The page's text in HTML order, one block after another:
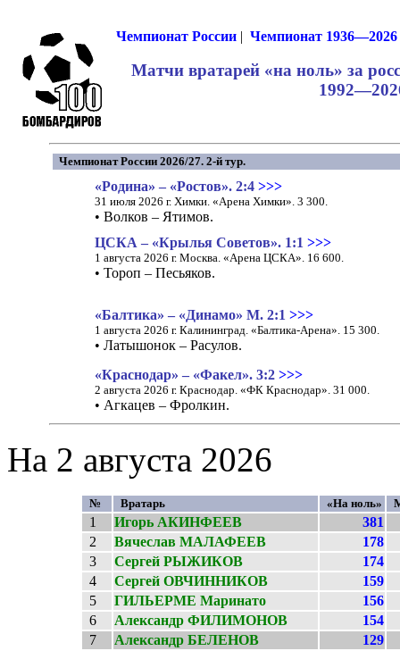
Чемпионат России| Чемпионат 1936—2026
Матчи вратарей «на ноль» за
Чемпионат России 2026/27. 2-й тур.
«Родина» – «Ростов». 2:4>>>
31 июля 2026 г. Химки. «Арена Химки». 3 300.
• Волков – Ятимов.
ЦСКА – «Крылья Советов». 1:1>>>
1 августа 2026 г. Москва. «Арена ЦСКА». 16 600.
• Тороп – Песьяков.
«Балтика» – «Динамо» М. 2:1>>>
1 августа 2026 г. Калининград. «Балтика-Арена». 15 300.
• Латышонок – Расулов.
«Краснодар» – «Факел». 3:2>>>
2 августа 2026 г. Краснодар. «ФК Краснодар». 31 000.
• Агкацев – Фролкин.
На 2 августа 2026
№ Вратарь «На ноль»
1 Игорь АКИНФЕЕВ
381
2
Вячеслав МАЛАФЕЕВ
178
3
Сергей РЫЖИКОВ
174
4
Сергей ОВЧИННИКОВ
159
5
ГИЛЬЕРМЕ Маринато
156
6
Александр ФИЛИМОНОВ
154
7
Александр БЕЛЕНОВ
129